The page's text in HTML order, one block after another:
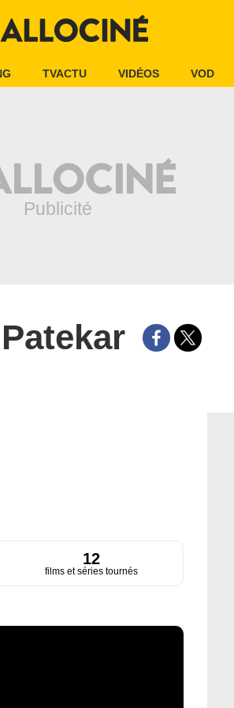
TVACTU VIDÉOS VOD
12
films et séries tournés